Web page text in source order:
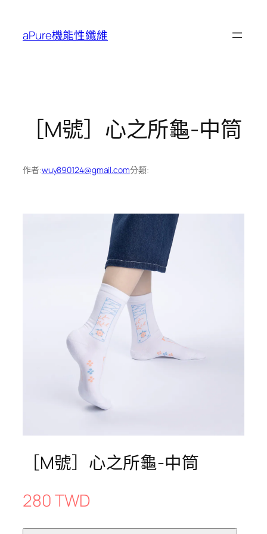
aPure機能性纖維
［M號］心之所龜-中筒
作者:wuy890124@gmail.com分類:
［M號］心之所龜-中筒
280 TWD